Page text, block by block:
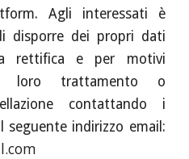
Agli interessati è
disporre dei propri dati
rettifica e per motivi
loro trattamento o
contattando i
indirizzo email: